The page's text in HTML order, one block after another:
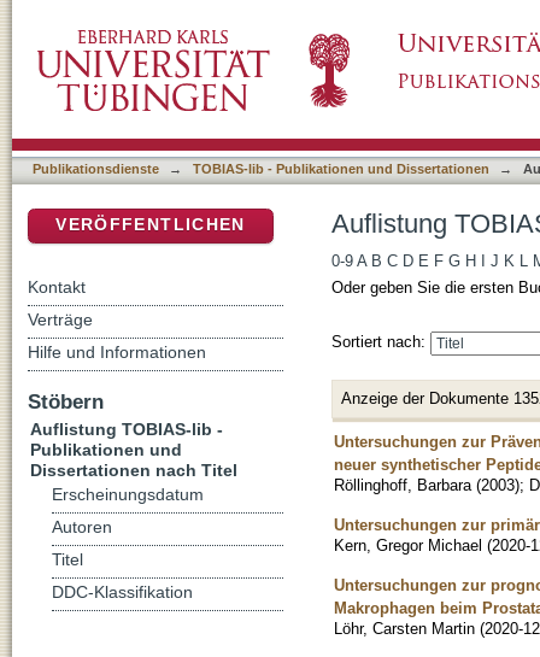
Publikationsdienste → TOBIAS-lib - Publikationen und Dissertationen →
Auflistung
0-9 A B C D E F G H J K L
Oder geben Sie die ersten
Sortiert nach:
Anzeige der Dokumente
Untersuchungen zur
neuer synthetischer
Röllinghoff, Barbara (2003);
Untersuchungen zur
Kern, Gregor Michael (2020-
Untersuchungen zur
Makrophagen beim
Löhr, Carsten Martin (2020-
VERÖFFENTLICHEN
Kontakt
Verträge
Hilfe und Informationen
Stöbern
Auflistung TOBIAS-lib -
Publikationen und
Dissertationen nach Titel
Erscheinungsdatum
Autoren
Titel
DDC-Klassifikation